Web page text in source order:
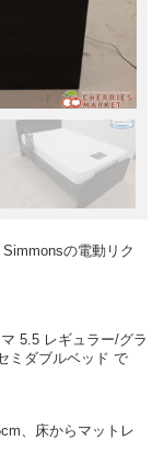
の電動リク
5.5 レギュラー/グラ
ミダブルベッド で
、床からマットレ